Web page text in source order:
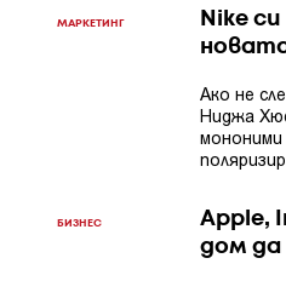
МАРКЕТИНГ
Nike
Ако не
Ниджа
мононими
БИЗНЕС
Apple,
дом